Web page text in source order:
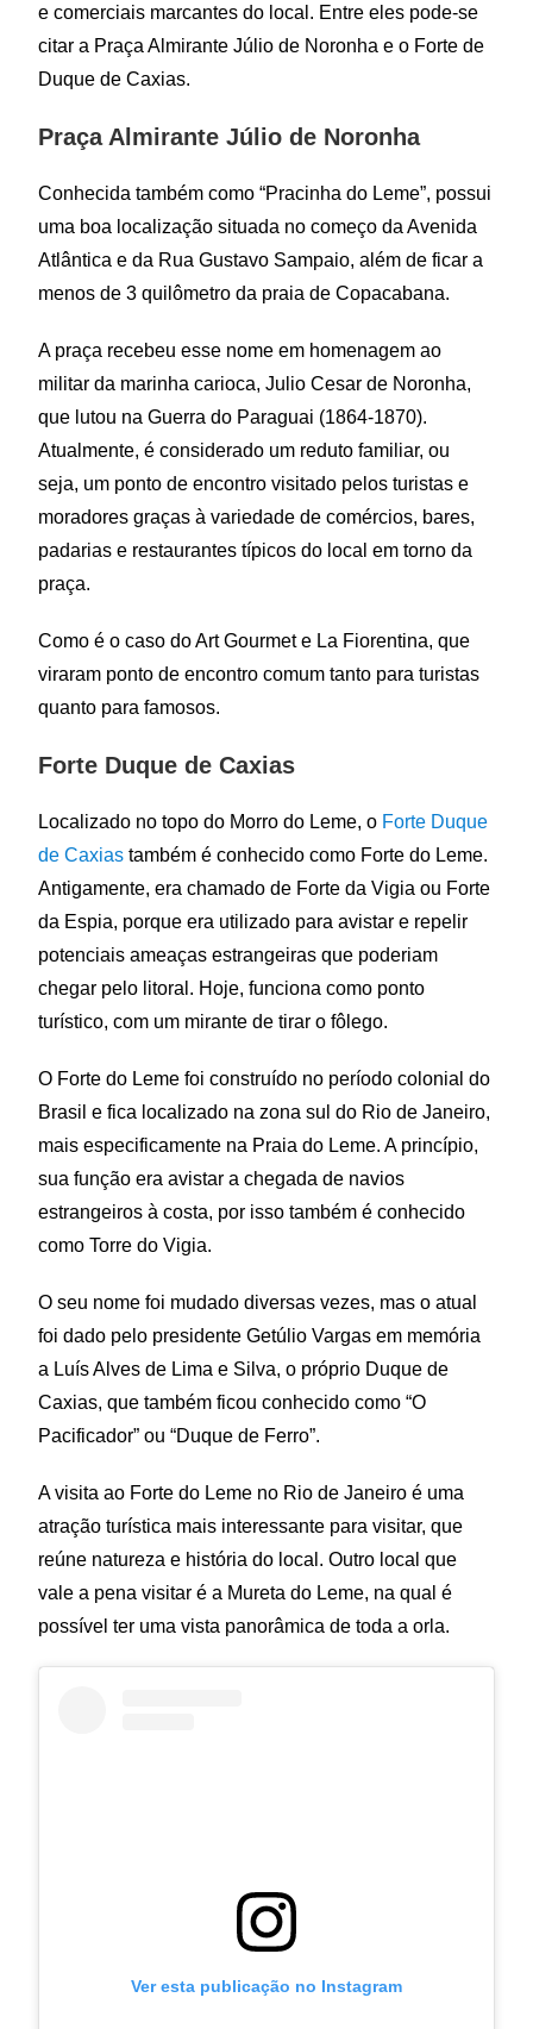
e comerciais marcantes do local. Entre eles pode-se
citar a Praça Almirante Júlio de Noronha e o Forte de
Duque de Caxias.
Praça Almirante Júlio de Noronha
Conhecida também como “Pracinha do Leme”, possui
uma boa localização situada no começo da Avenida
Atlântica e da Rua Gustavo Sampaio, além de ficar a
menos de 3 quilômetro da praia de Copacabana.
A praça recebeu esse nome em homenagem ao
militar da marinha carioca, Julio Cesar de Noronha,
que lutou na Guerra do Paraguai (1864-1870).
Atualmente, é considerado um reduto familiar, ou
seja, um ponto de encontro visitado pelos turistas e
moradores graças à variedade de comércios, bares,
padarias e restaurantes típicos do local em torno da
praça.
Como é o caso do Art Gourmet e La Fiorentina, que
viraram ponto de encontro comum tanto para turistas
quanto para famosos.
Forte Duque de Caxias
Localizado no topo do Morro do Leme, o Forte Duque
de Caxias também é conhecido como Forte do Leme.
Antigamente, era chamado de Forte da Vigia ou Forte
da Espia, porque era utilizado para avistar e repelir
potenciais ameaças estrangeiras que poderiam
chegar pelo litoral. Hoje, funciona como ponto
turístico, com um mirante de tirar o fôlego.
O Forte do Leme foi construído no período colonial do
Brasil e fica localizado na zona sul do Rio de Janeiro,
mais especificamente na Praia do Leme. A princípio,
sua função era avistar a chegada de navios
estrangeiros à costa, por isso também é conhecido
como Torre do Vigia.
O seu nome foi mudado diversas vezes, mas o atual
foi dado pelo presidente Getúlio Vargas em memória
a Luís Alves de Lima e Silva, o próprio Duque de
Caxias, que também ficou conhecido como “O
Pacificador” ou “Duque de Ferro”.
A visita ao Forte do Leme no Rio de Janeiro é uma
atração turística mais interessante para visitar, que
reúne natureza e história do local. Outro local que
vale a pena visitar é a Mureta do Leme, na qual é
possível ter uma vista panorâmica de toda a orla.
Ver esta publicação no Instagram